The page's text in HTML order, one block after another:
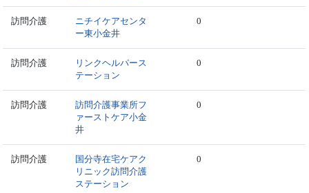
訪問介護
ニチイケアセンタ
ー東小金井
0
訪問介護
リンクヘルパース
テーション
0
訪問介護
訪問介護事業所フ
ァーストケア小金
井
0
訪問介護
国分寺在宅ケアク
リニック訪問介護
ステーション
0